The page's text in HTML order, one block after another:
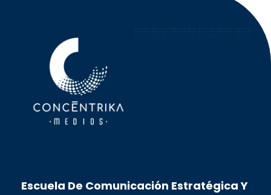
Escuela De Comunicación Estratégica Y